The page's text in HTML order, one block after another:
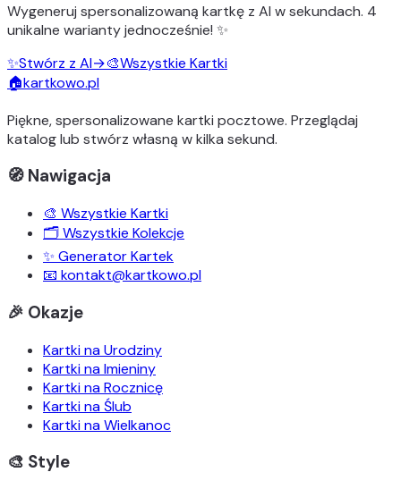
Wygeneruj spersonalizowaną kartkę z AI w sekundach. 4
unikalne wariantyjednocześnie! ✨
✨Stwórz z AI→🎨Wszystkie Kartki
🏠kartkowo.pl
Piękne, spersonalizowane kartki pocztowe. Przeglądaj
katalog lub stwórz własną w kilka sekund.
🧭 Nawigacja
🎨 Wszystkie Kartki
🗂️ Wszystkie Kolekcje
✨ Generator Kartek
📧 kontakt@kartkowo.pl
🎉 Okazje
Kartki na Urodziny
Kartki na Imieniny
Kartki na Rocznicę
Kartki na Ślub
Kartki na Wielkanoc
🎨 Style